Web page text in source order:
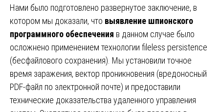
Нами было подготовлено развернутое заключение, в
котором мы доказали, что выявление шпионского
программного обеспечения в данном случае было
осложнено применением технологии fileless persistence
(бесфайлового сохранения). Мы установили точное
время заражения, вектор проникновения (вредоносный
PDF-файл по электронной почте) и предоставили
технические доказательства удаленного управления